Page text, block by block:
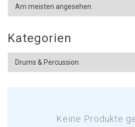
Kategorien
Keine Produkte